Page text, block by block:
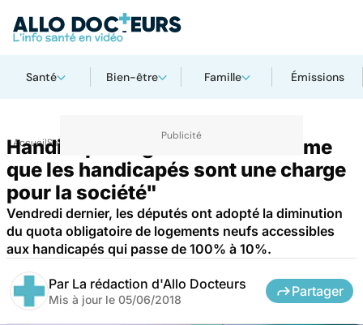
Santé Bien-être Famille Émissions
AccueilSanté
Handicap et logement : "on estime
que les handicapés sont une charge
pour la société"
Vendredi dernier, les députés ont adopté la diminution
du quota obligatoire de logements neufs accessibles
aux handicapés qui passe de 100% à 10%.
Par La rédaction d'Allo Docteurs
Mis à jour le 05/06/2018
Partager